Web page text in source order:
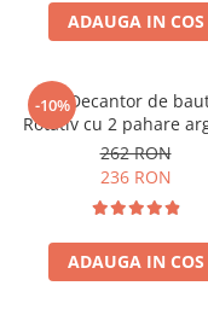
ADAUGA IN COS
-10%
Set Decantor de
Rotativ cu 2 pahare
262 RON
236 RON
ADAUGA IN COS